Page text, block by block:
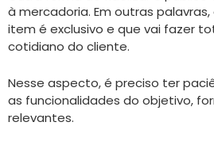
à mercadoria. Em outras
item é exclusivo e que vai fazer
cotidiano do cliente.
Nesse aspecto, é preciso ter
as funcionalidades do objetivo,
relevantes.